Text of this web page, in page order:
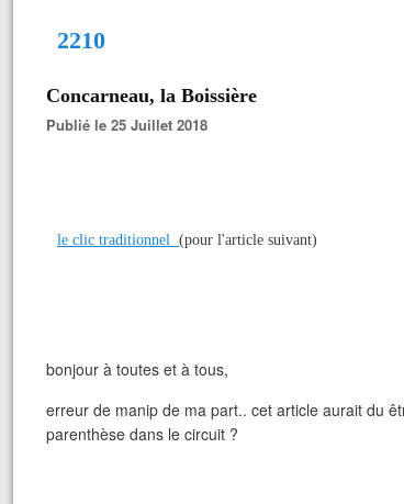
2210
Concarneau, la Boissière
Publié le 25 Juillet 2018
le clic traditionnel (pour l'article suivant)
bonjour à toutes et à tous,
erreur de manip de ma part.. cet article aurait du
parenthèse dans le circuit ?